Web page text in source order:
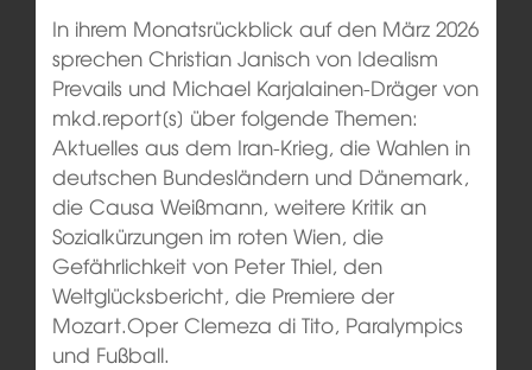
In ihrem Monatsrückblick auf den März 2026
sprechen Christian Janisch von Idealism
Prevails und Michael Karjalainen-Dräger von
mkd.report[s] über folgende Themen:
Aktuelles aus dem Iran-Krieg, die Wahlen in
deutschen Bundesländern und Dänemark,
die Causa Weißmann, weitere Kritik an
Sozialkürzungen im roten Wien, die
Gefährlichkeit von Peter Thiel, den
Weltglücksbericht, die Premiere der
Mozart.Oper Clemeza di Tito, Paralympics
und Fußball.